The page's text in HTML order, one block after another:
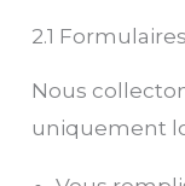
2.1
Nous
uniquement